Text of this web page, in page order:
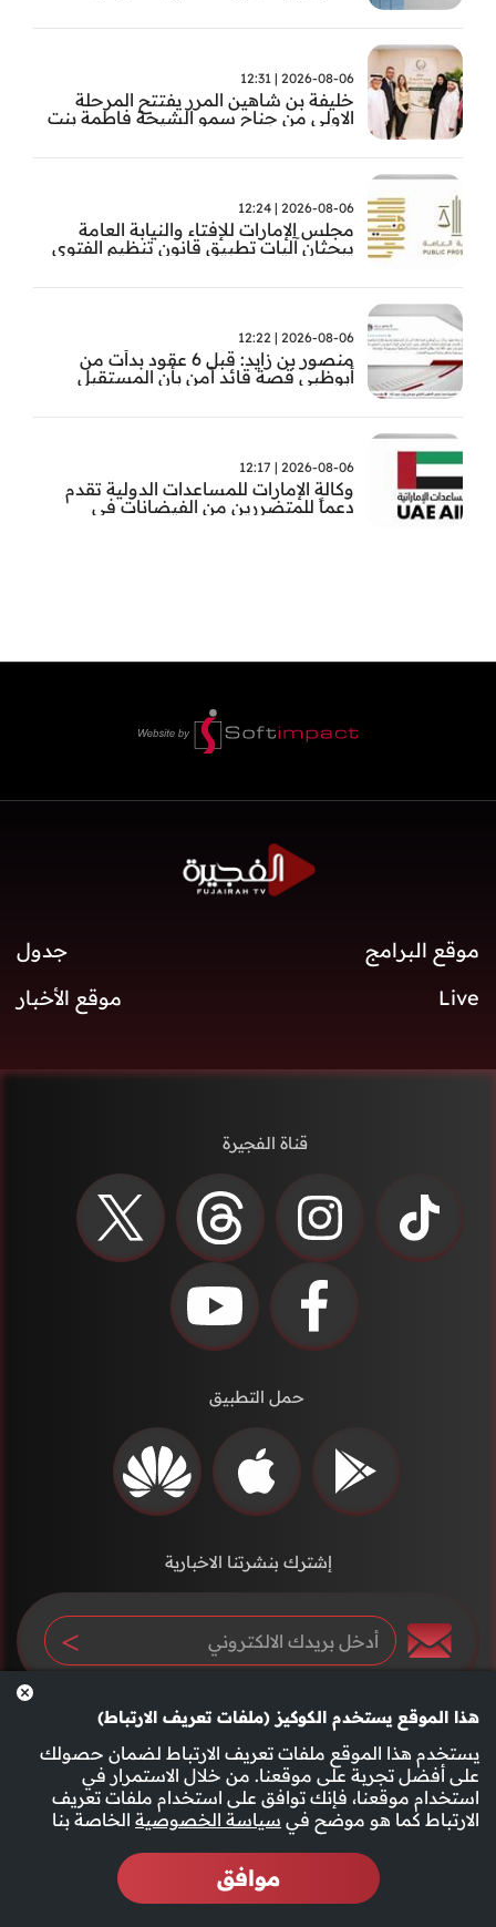
2026-08-06 | 12:31
خليفة بن شاهين المرر يفتتح المرحلة
الاولى من جناح سمو الشيخة فاطمة بنت
مستشفى المقاصد
2026-08-06 | 12:24
مجلس الإمارات للإفتاء والنيابة العامة
يبحثان آليات تطبيق قانون تنظيم الفتوى
2026-08-06 | 12:22
منصور بن زايد: قبل 6 عقود بدأت من
أبوظبي قصة قائد آمن بأن المستقبل
2026-08-06 | 12:17
وكالة الإمارات للمساعدات الدولية تقدم
دعماً للمتضررين من الفيضانات في
هذا الموقع يستخدم الكوكيز (ملفات تعريف الارتباط)
يستخدم هذا الموقع ملفات تعريف الارتباط لضمان حصولك
على أفضل تجربة على موقعنا. من خلال الاستمرار في
استخدام موقعنا، فإنك توافق على استخدام ملفات تعريف
الارتباط كما هو موضح في سياسة الخصوصية الخاصة بنا
موافق
موقع البرامج
جدول
Live
موقع الأخبار
قناة الفجيرة
حمل التطبيق
إشترك بنشرتنا الاخبارية
سياسة الخصوصية الأحكام والشروط